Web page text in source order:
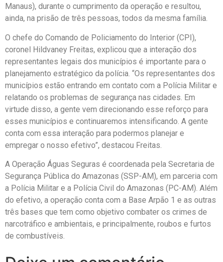
Manaus), durante o cumprimento da operação e resultou,
ainda, na prisão de três pessoas, todos da mesma família.
O chefe do Comando de Policiamento do Interior (CPI),
coronel Hildvaney Freitas, explicou que a interação dos
representantes legais dos municípios é importante para o
planejamento estratégico da polícia. “Os representantes dos
municípios estão entrando em contato com a Polícia Militar e
relatando os problemas de segurança nas cidades. Em
virtude disso, a gente vem direcionando esse reforço para
esses municípios e continuaremos intensificando. A gente
conta com essa interação para podermos planejar e
empregar o nosso efetivo”, destacou Freitas.
A Operação Águas Seguras é coordenada pela Secretaria de
Segurança Pública do Amazonas (SSP-AM), em parceria com
a Polícia Militar e a Polícia Civil do Amazonas (PC-AM). Além
do efetivo, a operação conta com a Base Arpão 1 e as outras
três bases que tem como objetivo combater os crimes de
narcotráfico e ambientais, e principalmente, roubos e furtos
de combustíveis.